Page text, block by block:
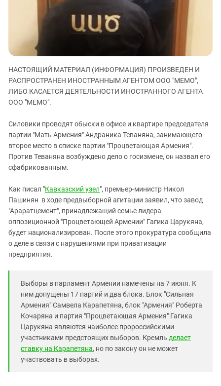
ЗАСТАВЛЯЕТ
КАВКАЗ ЗА ПАЛЕСТИНУ
ИНАКОМЫСЛИЕ В ЧЕЧНЕ
Кабардино-Балкария
Калмыкия
Карачаево-Черкесия
Краснодарский край
Нагорный Карабах
Ростовская область
Северная Осетия - Алания
СКФО
Чечня
Южная Осетия
Южный Кавказ
ЮФО
НАСТОЯЩИЙ МАТЕРИАЛ (ИНФОРМАЦИЯ) ПРОИЗВЕДЕН И
РАСПРОСТРАНЕН ИНОСТРАННЫМ АГЕНТОМ ООО "МЕМО",
ЛИБО КАСАЕТСЯ ДЕЯТЕЛЬНОСТИ ИНОСТРАННОГО АГЕНТА
ООО "МЕМО".
Силовики проводят обыски в офисе и квартире председателя
партии "Мать Армения" Андраника Теваняна, занимающего
второе место в списке партии "Процветающая Армения".
Против Теваняна возбуждено дело о госизмене, он назвал его
сфабрикованным.
Как писал "Кавказский узел", премьер-министр Никол
Пашинян в ходе предвыборной агитации заявил, что завод
"Араратцемент", принадлежащий семье лидера
оппозиционной "Процветающей Армении" Гагика Царукяна,
будет национализирован. После этого прокуратура сообщила
о деле в связи с нарушениями при приватизации
предприятия.
Выборы в парламент Армении намечены на 7 июня. К
ним допущены 17 партий и два блока. Блок "Сильная
Армения" Самвела Карапетяна, блок "Армения" Роберта
Кочаряна и партия "Процветающая Армения" Гагика
Царукяна являются наиболее пророссийскими
участниками предстоящих выборов. Кремль делает
ставку на Карапетяна, но по закону он не может
участвовать в выборах.